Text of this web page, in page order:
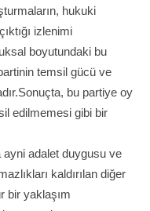
hukuki
izlenimi
boyutundaki bu
temsil gücü ve
bu partiye oy
edilmemesi gibi bir
adalet duygusu ve
kaldırılan diğer
bir yaklaşım